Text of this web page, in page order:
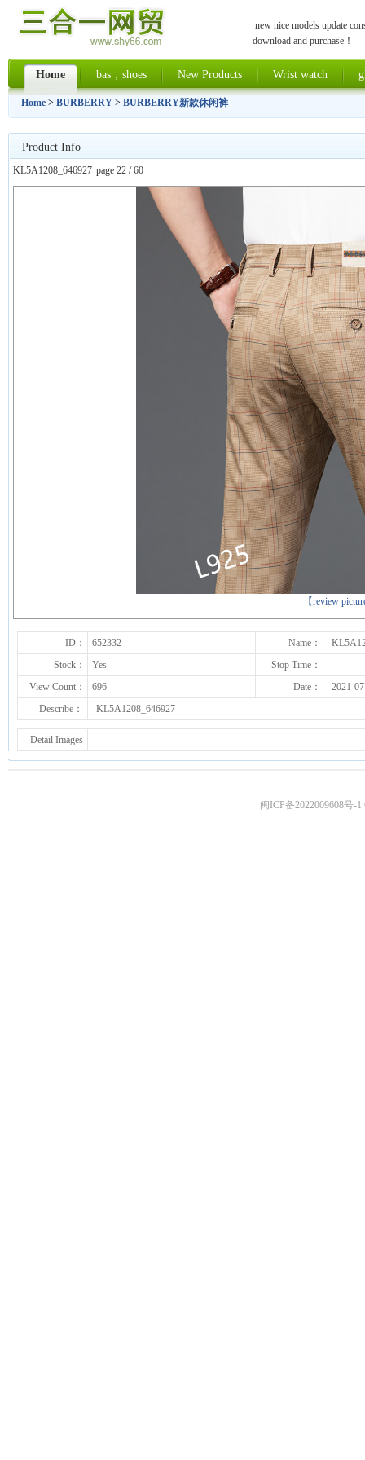
new nice models update
download and purchase！
Home bas，shoes New Products Wrist watch
Home > BURBERRY > BURBERRY新款休闲裤
Product Info
KL5A1208_646927 page 22 / 60
【review
ID： 652332 Name：
Stock：
Yes
Stop Time：
View Count：
696 Date：
2021-
Describe：
KL5A1208_646927
Detail Images
闽ICP备2022009608号-1